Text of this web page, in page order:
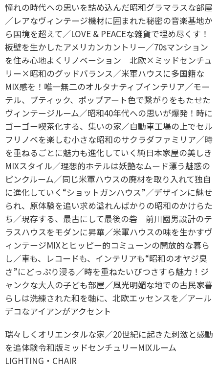
憧れの時代への思いを詰め込んだ昭和グラマラスな部屋
／レアなヴィンテージ機材に囲まれた秘密の音楽基地か
ら国境を超えて／LOVE & PEACEな雑貨で埋め尽くす！
板壁を生かしたアメリカンカントリー／70sマンション
を住み心地よくリノベーション 北欧×ミッドセンチュ
リー×昭和のグッドバランス／米軍ハウスに多国籍な
MIX感を！唯一無二のオルタナティブインテリア／モー
テル、ブティック、ポップアート色で繋がりをもたせた
ヴィンテージルーム／昭和40年代への思いが爆発！時に
ゴーゴー喫茶化する、集いの家／自動車工場の上でセル
フリノベを楽しむ小さな昭和のサクラダファミリア／時
を重ねるごとに魅力も進化していく純日本家屋の美しき
MIXスタイル／理想的ホテルは妖艶なムード漂う魅惑の
ピンクルーム／同じ米軍ハウスの廃材を取り入れて独自
に進化していく“ショットガンハウス”／デザインに魅せ
られ、原体験を追い求め溢れんばかりの昭和のかけらた
ち／現存する、最古にして最後の砦 前川國男設計のテ
ラスハウスをモダンに昇華／米軍ハウスの味を生かすヴ
ィンテージMIXとヒッピー的コミューンの開放的な暮ら
し／車も、レコードも、インテリアも“昭和のオヤジ臭
さ”にどっぷり浸る／時を重ねたいびつさすら魅力！ジ
ャンクな大人の子ども部屋／風光明媚な地での古民家暮
らしは洗練された和を軸に、北欧エッセンスを／アール
デコなアイアンがアクセント
瑞々しくオリエンタルな家／20世紀に起きた刺激と感動
を追体験令和版ミッドセンチュリーMIXルーム
LIGHTING・CHAIR